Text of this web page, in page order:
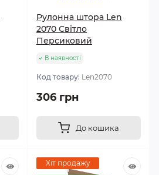
Рулонна штора Len
2070 Світло
Персиковий
В наявності
Код товару: Len2070
306 грн
До кошика
Хіт продажу